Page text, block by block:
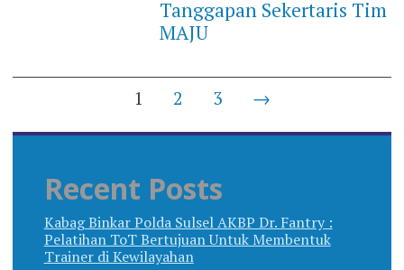
Tanggapan Sekertaris Tim
MAJU
navigation
1 2 3 →
Recent Posts
Kabag Binkar Polda Sulsel AKBP Dr. Fantry :
Pelatihan ToT Bertujuan Untuk Membentuk
Trainer di Kewilayahan